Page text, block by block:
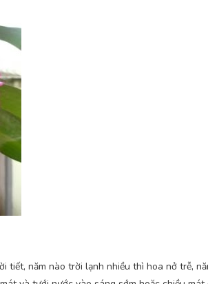
năm nào trời lạnh nhiều thì hoa nở trễ,